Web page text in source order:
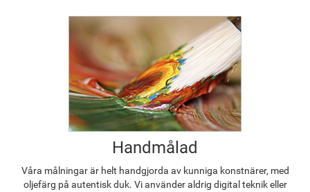
Handmålad
Våra målningar är helt handgjorda av kunniga konstnärer, med
oljefärg på autentisk duk. Vi använder aldrig digital teknik eller